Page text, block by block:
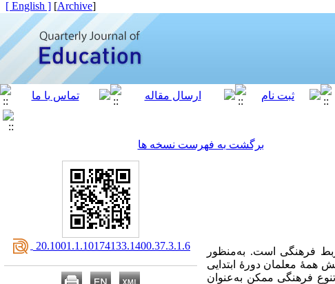
[
Archive
]
[ English ]
برگشت به فهرست نسخه ها
فرهنگی است. به‌منظور
معلمان دورۀ ابتدایی
تنوع فرهنگی ممکن به‌عنوان
‎ 20.1001.1.10174133.1400.37.3.1.6